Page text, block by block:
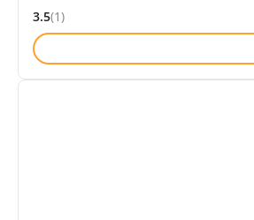
Hodnocení: 3.5 z 5 (1 recenzí)
3.5(1)